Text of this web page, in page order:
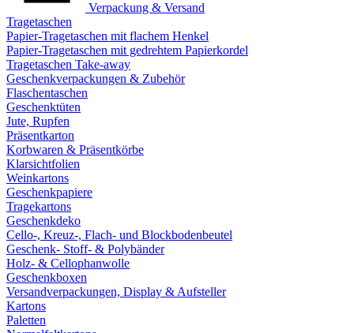
Verpackung & Versand
Tragetaschen
Papier-Tragetaschen mit flachem Henkel
Papier-Tragetaschen mit gedrehtem Papierkordel
Tragetaschen Take-away
Geschenkverpackungen & Zubehör
Flaschentaschen
Geschenktüten
Jute, Rupfen
Präsentkarton
Korbwaren & Präsentkörbe
Klarsichtfolien
Weinkartons
Geschenkpapiere
Tragekartons
Geschenkdeko
Cello-, Kreuz-, Flach- und Blockbodenbeutel
Geschenk- Stoff- & Polybänder
Holz- & Cellophanwolle
Geschenkboxen
Versandverpackungen, Display & Aufsteller
Kartons
Paletten